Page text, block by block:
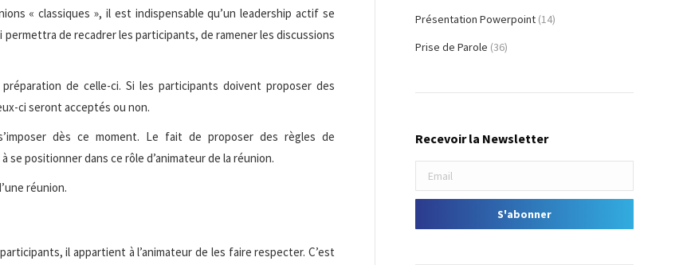
« classiques », il est indispensable qu’un leadership actif se
de recadrer les participants, de ramener les discussions
de celle-ci. Si les participants doivent proposer des
ci seront acceptés ou non.
dès ce moment. Le fait de proposer des règles de
positionner dans ce rôle d’animateur de la réunion.
réunion.
il appartient à l’animateur de les faire respecter. C’est
Présentation Powerpoint (14)
Prise de Parole (36)
Recevoir la Newsletter